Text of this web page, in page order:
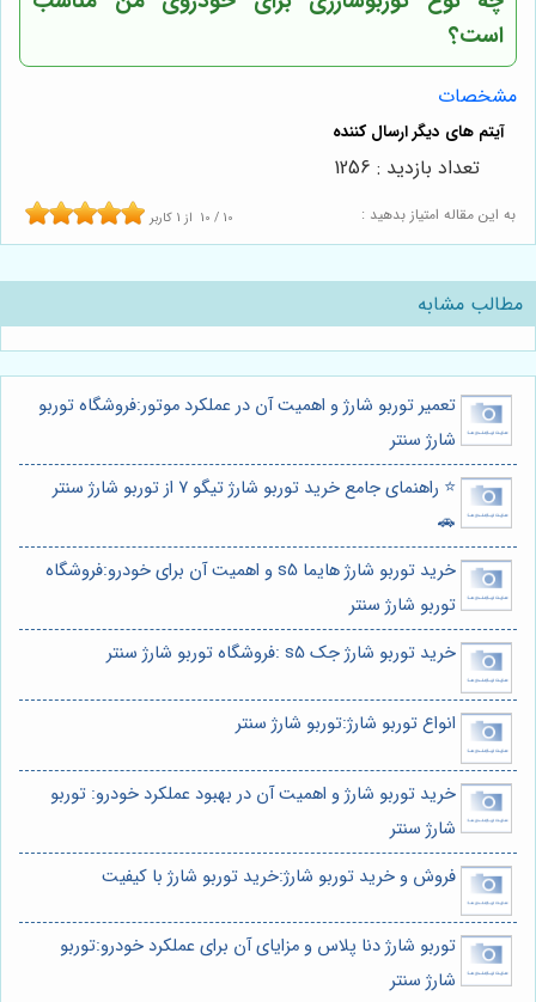
است؟
مشخصات
به این مقاله امتیاز بدهید : 10 / 10 از 1 کاربر
تعداد بازدید : 1256
مطالب مشابه
تعمیر توربو شارژ و اهمیت آن در عملکرد موتور:فروشگاه توربو
شارژ سنتر
⭐️ راهنمای جامع خرید توربو شارژ تیگو 7 از توربو شارژ سنتر
🚗
خرید توربو شارژ هایما s5 و اهمیت آن برای خودرو:فروشگاه
توربو شارژ سنتر
خرید توربو شارژ جک s5 :فروشگاه توربو شارژ سنتر
انواع توربو شارژ:توربو شارژ سنتر
خرید توربو شارژ و اهمیت آن در بهبود عملکرد خودرو: توربو
شارژ سنتر
فروش و خرید توربو شارژ:خرید توربو شارژ با کیفیت
توربو شارژ دنا پلاس و مزایای آن برای عملکرد خودرو:توربو
شارژ سنتر